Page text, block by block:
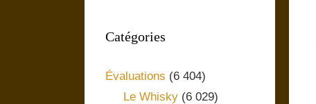
Catégories
Évaluations (6 404)
Le Whisky(6 029)